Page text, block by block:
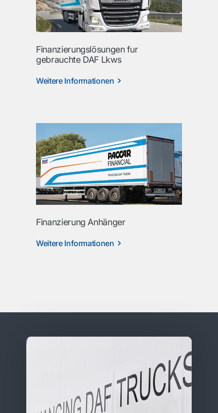
Finanzierungslösungen fur
gebrauchte DAF Lkws
Weitere Informationen
Finanzierung Anhänger
Weitere Informationen